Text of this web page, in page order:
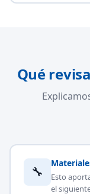
Qué
🔧
Esto
el